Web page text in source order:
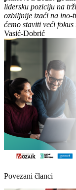
lidersku poziciju na
ozbiljnije izaći na ino-
ćemo staviti veći
Vasić-Dobrić
Povezani članci